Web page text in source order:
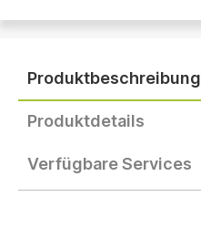
Produktbeschreibung
Produktdetails
Verfügbare Services